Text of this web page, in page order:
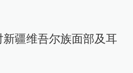
疆维吾尔族面部及耳